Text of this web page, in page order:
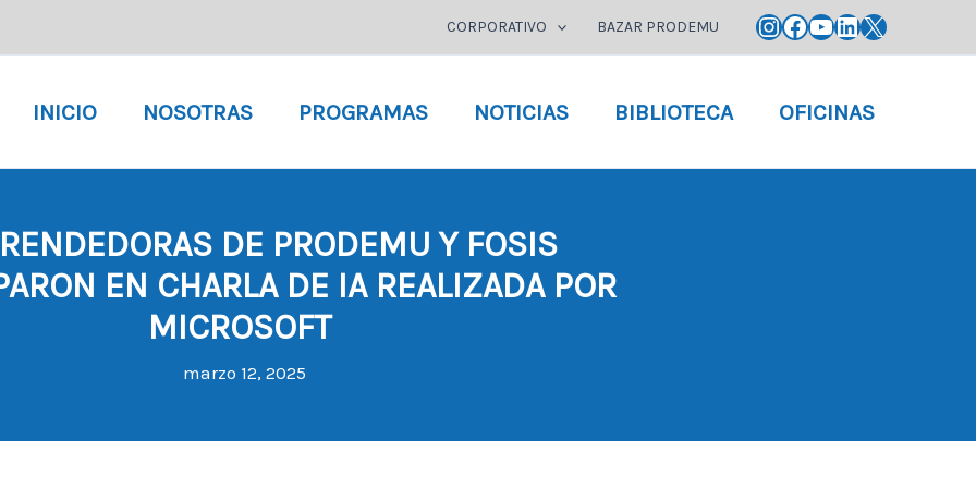
CORPORATIVO BAZAR PRODEMU Instagram
Facebook
YouTube
LinkedIn
X
INICIO NOSOTRAS PROGRAMAS NOTICIAS BIBLIOTECA OFICINAS
DE PRODEMU Y FOSIS
EN CHARLA DE IA REALIZADA POR
MICROSOFT
marzo 12, 2025